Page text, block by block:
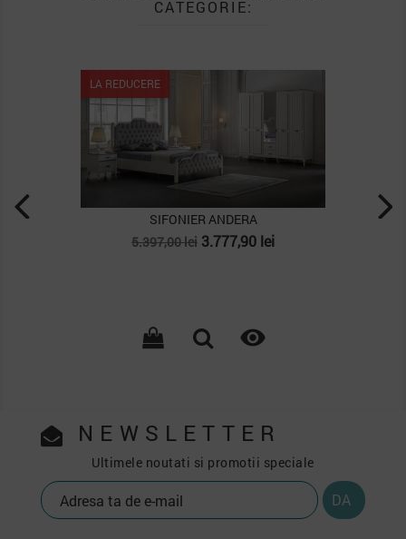
CATEGORIE:
LA REDUCERE
SIFONIER ANDERA
Pret
5.397,00 lei Pret
3.777,90 lei

NEWSLETTER
Ultimele noutati si promotii speciale